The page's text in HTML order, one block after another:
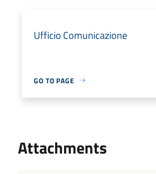
Ufficio Comunicazione
GO TO PAGE
Attachments